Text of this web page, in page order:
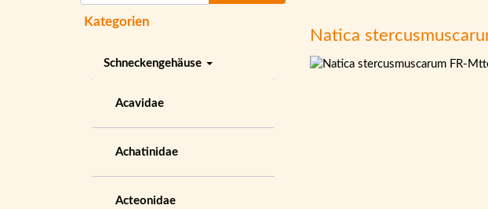
Kategorien
Schneckengehäuse
Acavidae
Achatinidae
Acteonidae
Natica